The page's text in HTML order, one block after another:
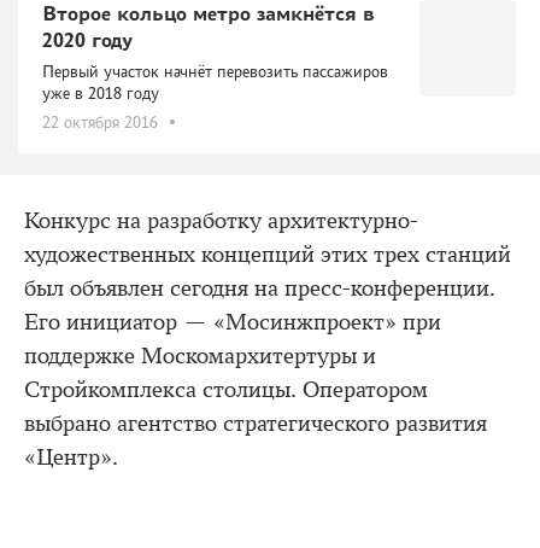
Второе кольцо метро замкнётся в
2020 году
Первый участок начнёт перевозить пассажиров
уже в 2018 году
22 октября 2016
Конкурс на разработку архитектурно-
художественных концепций этих трех станций
был объявлен сегодня на пресс-конференции.
Его инициатор — «Мосинжпроект» при
поддержке Москомархитертуры и
Стройкомплекса столицы. Оператором
выбрано агентство стратегического развития
«Центр».